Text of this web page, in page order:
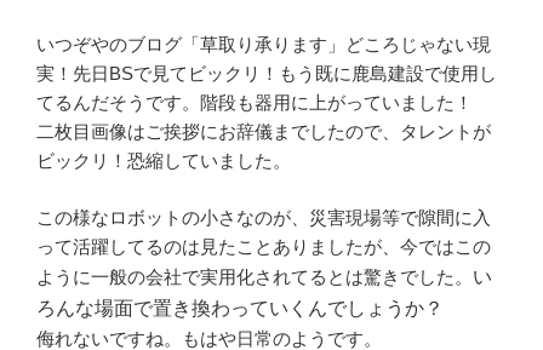
いつぞやのブログ「草取り承ります」どころじゃない現
実！先日BSで見てビックリ！もう既に鹿島建設で使用し
てるんだそうです。階段も器用に上がっていました！
二枚目画像はご挨拶にお辞儀までしたので、タレントが
ビックリ！恐縮していました。
この様なロボットの小さなのが、災害現場等で隙間に入
って活躍してるのは見たことありましたが、今ではこの
ように一般の会社で実用化されてるとは驚きでした。 い
ろんな場面で置き換わっていくんでしょうか？
侮れないですね。もはや日常のようです。